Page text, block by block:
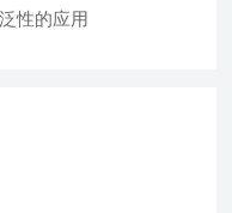
性的应用